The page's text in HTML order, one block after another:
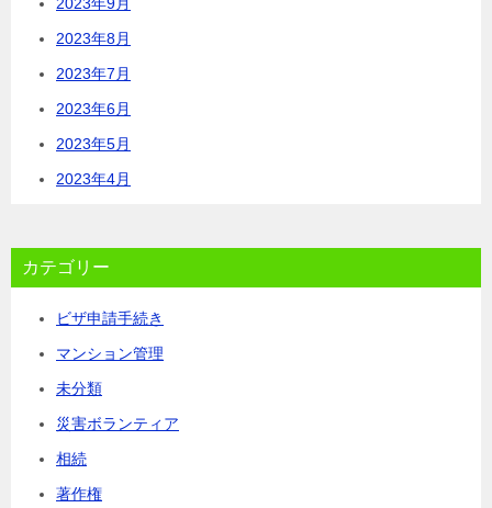
2023年8月
2023年7月
2023年6月
2023年5月
2023年4月
カテゴリー
ビザ申請手続き
マンション管理
未分類
災害ボランティア
相続
著作権